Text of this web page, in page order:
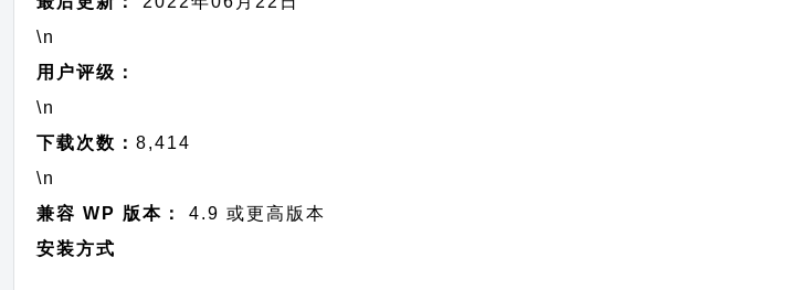
\n
用户评级：
\n
下载次数：8,414
\n
兼容 WP 版本：
4.9 或更高版本
安装方式